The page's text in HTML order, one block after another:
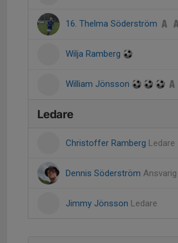
16. Thelma Söderström
Wilja Ramberg
William Jönsson
Ledare
Christoffer Ramberg Ledare
Dennis Söderström
Jimmy Jönsson Ledare